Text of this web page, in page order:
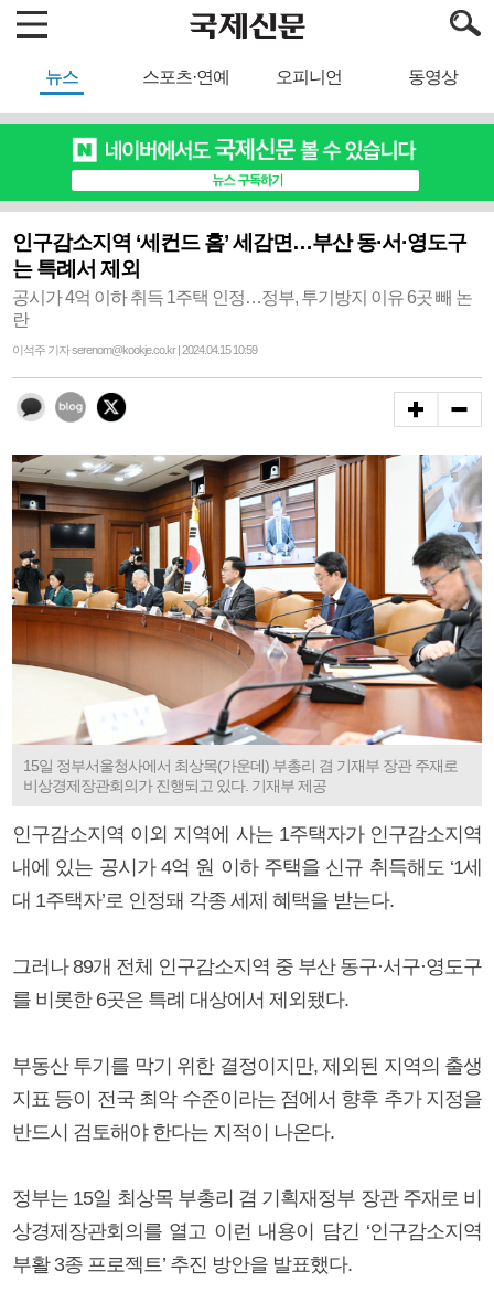
뉴스 스포츠·연예 오피니언 동영상
인구감소지역 ‘세컨드 홈’ 세감면…부산 동·서·영도구
는 특례서 제외
공시가 4억 이하 취득 1주택 인정…정부, 투기방지 이유 6곳 빼 논
란
이석주 기자 serenom@kookje.co.kr | 2024.04.15 10:59
15일 정부서울청사에서 최상목(가운데) 부총리 겸 기재부 장관 주재로
비상경제장관회의가 진행되고 있다. 기재부 제공
인구감소지역 이외 지역에 사는 1주택자가 인구감소지역
내에 있는 공시가 4억 원 이하 주택을 신규 취득해도 ‘1세
대 1주택자’로 인정돼 각종 세제 혜택을 받는다.
그러나 89개 전체 인구감소지역 중 부산 동구·서구·영도구
를 비롯한 6곳은 특례 대상에서 제외됐다.
부동산 투기를 막기 위한 결정이지만, 제외된 지역의 출생
지표 등이 전국 최악 수준이라는 점에서 향후 추가 지정을
반드시 검토해야 한다는 지적이 나온다.
정부는 15일 최상목 부총리 겸 기획재정부 장관 주재로 비
상경제장관회의를 열고 이런 내용이 담긴 ‘인구감소지역
부활 3종 프로젝트’ 추진 방안을 발표했다.